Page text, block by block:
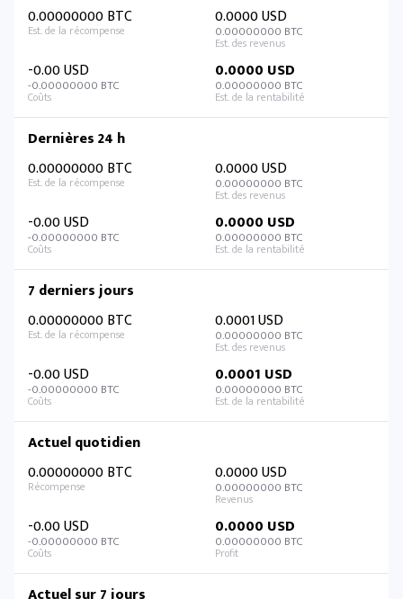
0.00000000 BTC
0.0000 USD
0.00000000 BTC
-0.00 USD
-0.00000000 BTC
0.0000 USD
0.00000000 BTC
Dernières 24 h
0.00000000 BTC
0.0000 USD
0.00000000 BTC
-0.00 USD
-0.00000000 BTC
0.0000 USD
0.00000000 BTC
7 derniers jours
0.00000000 BTC
0.0001 USD
0.00000000 BTC
-0.00 USD
-0.00000000 BTC
0.0001 USD
0.00000000 BTC
Actuel quotidien
0.00000000 BTC
0.0000 USD
0.00000000 BTC
-0.00 USD
-0.00000000 BTC
0.0000 USD
0.00000000 BTC